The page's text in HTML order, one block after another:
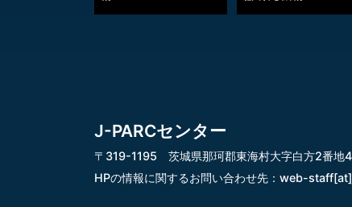
J-PARCセンター
〒319-1195 茨城県那珂郡東海村大字白方2番地4
HPの情報に関するお問い合わせ先： web-